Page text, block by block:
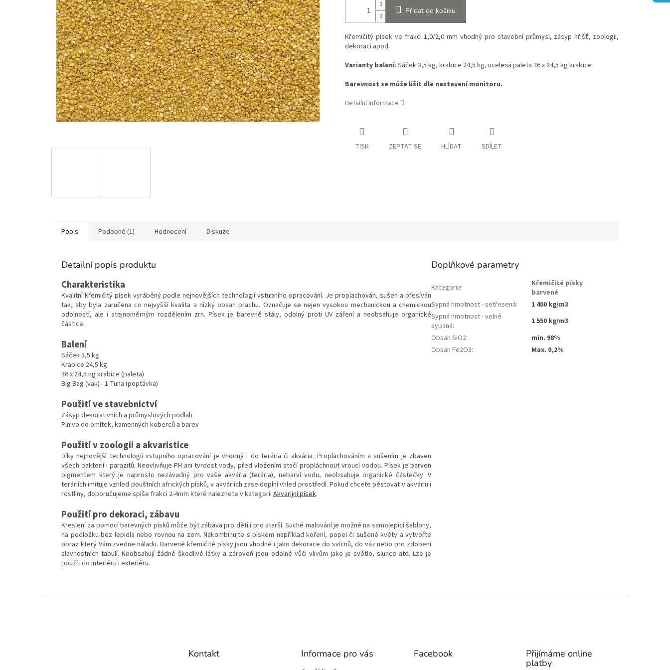
Přidat do košíku
Křemičitý písek ve frakci 1,0/2,0 mm vhodný pro stavební průmysl, zásyp hřišť, zoologii,
dekoraci apod.
Varianty balení: Sáček 3,5 kg, krabice 24,5 kg, ucelená paleta 36 x 24,5 kg krabice
Barevnost se může lišit dle nastavení monitoru.
Detailní informace
TISK ZEPTAT SE HLÍDAT SDÍLET
Popis Podobné (1) Hodnocení Diskuze
Detailní popis produktu
Charakteristika
Kvalitní křemičitý písek vyráběný podle nejnovějších technologií vstupního opracování. Je proplachován, sušen a přesíván
tak, aby byla zaručena co nejvyšší kvalita a nízký obsah prachu. Označuje se nejen vysokou mechanickou a chemickou
odolností, ale i stejnoměrným rozdělením zrn. Písek je barevně stály, odolný proti UV záření a neobsahuje organické
částice.
Balení
Sáček 3,5 kg
Krabice 24,5 kg
36 x 24,5 kg krabice (paleta)
Big Bag (vak) - 1 Tuna (poptávka)
Použití ve stavebnictví
Zásyp dekorativních a průmyslových podlah
Plnivo do omítek, kamenných koberců a barev
Použití v zoologii a akvaristice
Díky nejnovější technologii vstupního opracování je vhodný i do terária či akvária. Proplachováním a sušením je zbaven
všech bakterií i parazitů. Neovlivňuje PH ani tvrdost vody, před vložením stačí propláchnout vroucí vodou. Písek je barven
pigmentem který je naprosto nezávadný pro vaše akvária (terária), nebarví vodu, neobsahuje organické částečky. V
teráriích imituje vzhled pouštních afrických písků, v akváriích zase doplní vhled prostředí. Pokud chcete pěstovat v akváriu i
rostliny, doporučujeme spíše frakci 2-4mm které naleznete v kategorii Akvarijní písek.
Použití pro dekoraci, zábavu
Kreslení za pomocí barevných písků může být zábava pro děti i pro starší. Suché malování je možné na samolepicí šablony,
na podložku bez lepidla nebo rovnou na zem. Nakombinujte s pískem například koření, popel či sušené květy a vytvořte
obraz který Vám zvedne náladu. Barvené křemičité písky jsou vhodné i jako dekorace do svícnů, do váz nebo pro zdobení
slavnostních tabulí. Neobsahují žádné škodlivé látky a zároveň jsou odolné vůči vlivům jako je světlo, slunce atd. Lze je
použít do interiéru i exteriéru.
Doplňkové parametry
Kategorie:
Křemičité písky
barvené
Sypná hmotnost - setřesená:
1 400 kg/m3
Sypná hmotnost - volně
sypaná:
1 550 kg/m3
Obsah SiO2:
min. 98%
Obsah Fe2O3: Max. 0,2%
Kontakt Informace pro vás Facebook Přijímáme online
platby